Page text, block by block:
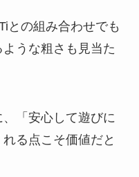
との組み合わせでも
うな粗さも見当た
「安心して遊びに
る点こそ価値だと